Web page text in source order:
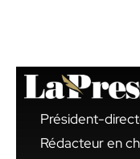
Président-
Rédacteur en